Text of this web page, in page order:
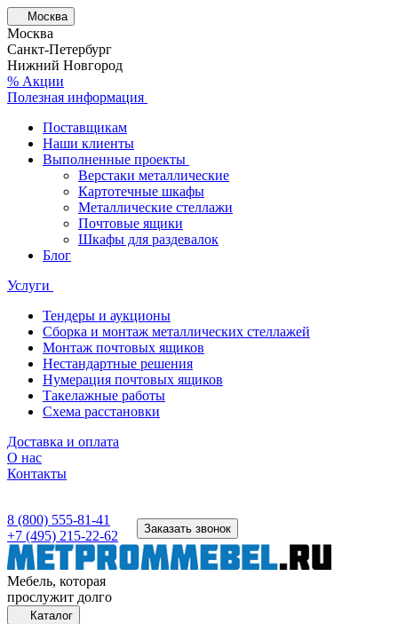
Москва
Москва
Санкт-Петербург
Нижний Новгород
% Акции
Полезная информация
Поставщикам
Наши клиенты
Выполненные проекты
Верстаки металлические
Картотечные шкафы
Металлические стеллажи
Почтовые ящики
Шкафы для раздевалок
Блог
Услуги
Тендеры и аукционы
Сборка и монтаж металлических стеллажей
Монтаж почтовых ящиков
Нестандартные решения
Нумерация почтовых ящиков
Такелажные работы
Схема расстановки
Доставка и оплата
О нас
Контакты
8 (800) 555-81-41
+7 (495) 215-22-62
Заказать звонок
Мебель, которая
прослужит долго
Каталог